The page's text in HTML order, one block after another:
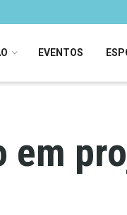
EVENTOS
em